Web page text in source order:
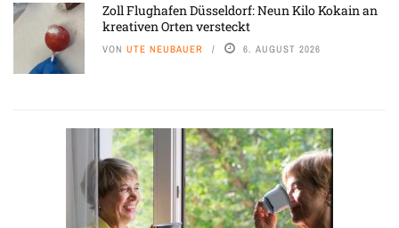
Zoll Flughafen Düsseldorf: Neun Kilo Kokain an
kreativen Orten versteckt
VON UTE NEUBAUER 6. AUGUST 2026